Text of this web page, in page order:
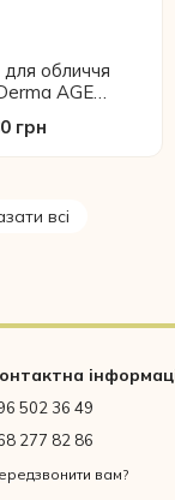
для обличчя
AGE
для шкіри
кислотою
грн
всі
502 36 49
277 82 86
вам?